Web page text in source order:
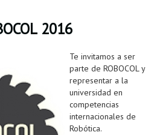
2016
Te invitamos a ser
parte de ROBOCOL y
representar a la
universidad en
competencias
internacionales de
Robótica.